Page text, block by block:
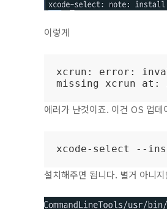
이렇게
xcrun: error:
missing xcrun at: /
에러가 난것이죠. 이건 OS 업
xcode-select --
설치해주면 됩니다. 별거 아니